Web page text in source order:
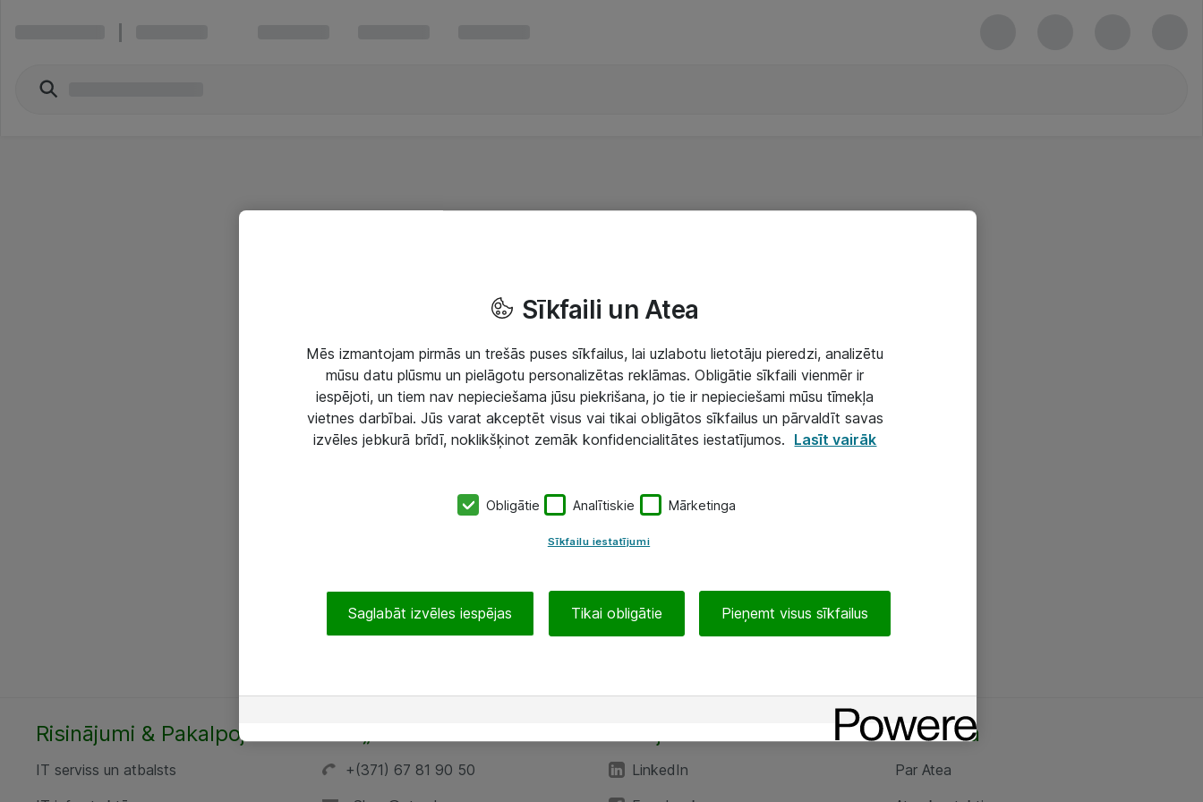
Risinājumi & Pakalpojumi
IT serviss un atbalsts
+(371) 67 81 90 50
LinkedIn
Par Atea
Par Atea
Sīkfaili un Atea
Mēs izmantojam pirmās un trešās puses sīkfailus, lai uzlabotu lietotāju pieredzi, analizētu
mūsu datu plūsmu un pielāgotu personalizētas reklāmas. Obligātie sīkfaili vienmēr ir
iespējoti, un tiem nav nepieciešama jūsu piekrišana, jo tie ir nepieciešami mūsu tīmekļa
vietnes darbībai. Jūs varat akceptēt visus vai tikai obligātos sīkfailus un pārvaldīt savas
izvēles jebkurā brīdī, noklikšķinot zemāk konfidencialitātes iestatījumos. Lasīt vairāk
Obligātie Analītiskie Mārketinga
Sīkfailu iestatījumi
Saglabāt izvēles iespējas Tikai obligātie Pieņemt visus sīkfailus